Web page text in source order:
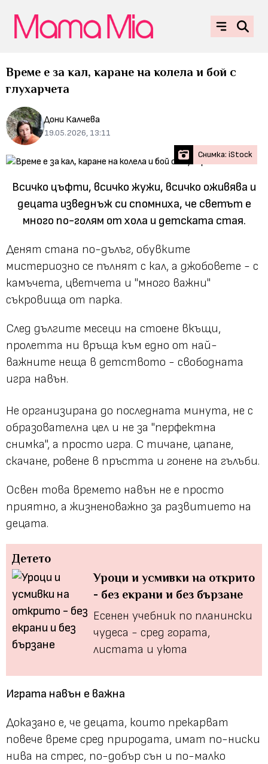
Време е за кал, каране на колела и бой с
глухарчета
Дони Калчева
19.05.2026, 13:11
Снимка: iStock
Всичко цъфти, всичко жужи, всичко оживява и
децата изведнъж си спомниха, че светът е
много по-голям от хола и детската стая.
Денят стана по-дълъг, обувките
мистериозно се пълнят с кал, а джобовете - с
камъчета, цветчета и "много важни"
съкровища от парка.
След дългите месеци на стоене вкъщи,
пролетта ни връща към едно от най-
важните неща в детството - свободната
игра навън.
Не организирана до последната минута, не с
образователна цел и не за "перфектна
снимка", а просто игра. С тичане, цапане,
скачане, ровене в пръстта и гонене на гълъби.
Освен това времето навън не е просто
приятно, а жизненоважно за развитието на
децата.
Детето
Уроци и усмивки на открито
- без екрани и без бързане
Есенен учебник по планински
чудеса - сред гората,
листата и уюта
Играта навън е важна
Доказано е, че децата, които прекарват
повече време сред природата, имат по-ниски
нива на стрес, по-добър сън и по-малко